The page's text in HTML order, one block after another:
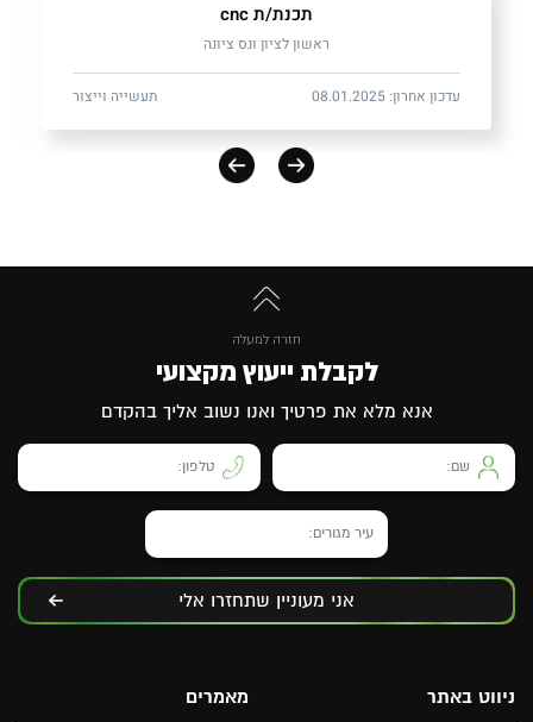
תכנת/ת cnc
ראשון לציון ונס ציונה
עדכון אחרון: 08.01.2025 תעשייה וייצור
חזרה למעלה
לקבלת ייעוץ מקצועי
אנא מלא את פרטיך ואנו נשוב אליך בהקדם
אני מעוניין שתחזרו אלי
ניווט באתר מאמרים